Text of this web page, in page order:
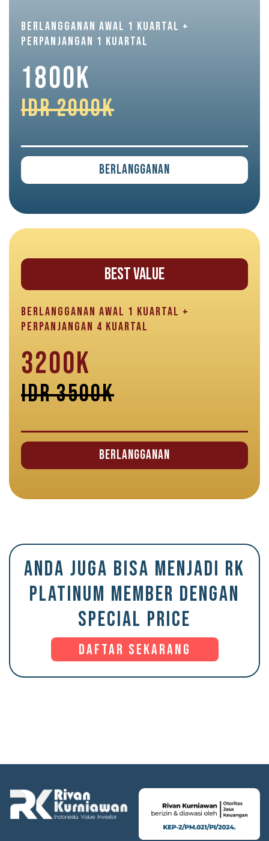
BERLANGGANAN AWAL 1 KUARTAL +
PERPANJANGAN 1 KUARTAL
1800K
IDR 2000K
Berlangganan
BEST VALUE
BERLANGGANAN AWAL 1 KUARTAL +
PERPANJANGAN 4 KUARTAL
3200K
IDR 3500K
Berlangganan
ANDA JUGA BISA MENJADI RK
PLATINUM MEMBER DENGAN
SPECIAL PRICE
Daftar Sekarang